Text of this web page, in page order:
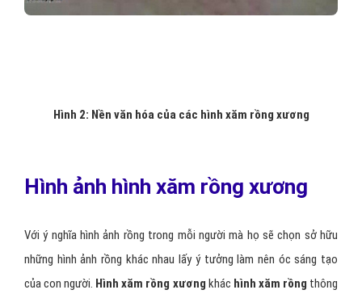
Hình 2: Nền văn hóa của các hình xăm rồng xương
Hình ảnh hình xăm rồng xương
Với ý nghĩa hình ảnh rồng trong mỗi người mà họ sẽ chọn sở hữu
những hình ảnh rồng khác nhau lấy ý tưởng làm nên óc sáng tạo
của con người. Hình xăm rồng xương khác hình xăm rồng thông